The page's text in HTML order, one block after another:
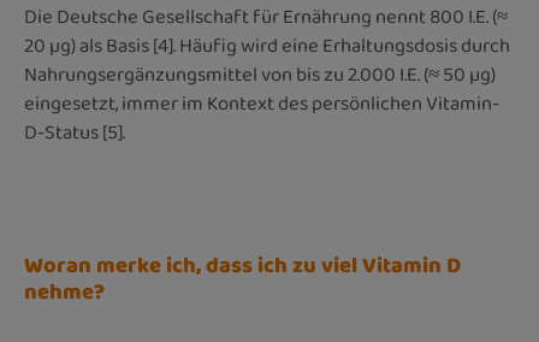
Die Deutsche Gesellschaft für Ernährung nennt 800 I.E. (≈
20 µg) als Basis [4]. Häufig wird eine Erhaltungsdosis durch
Nahrungsergänzungsmittel von bis zu 2.000 I.E. (≈ 50 µg)
eingesetzt, immer im Kontext des persönlichen Vitamin-
D-Status [5].
Woran merke ich, dass ich zu viel Vitamin D
nehme?